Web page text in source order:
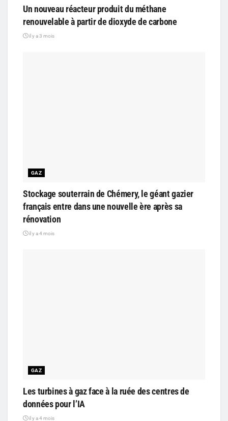
Un nouveau réacteur produit du méthane
renouvelable à partir de dioxyde de carbone
il y a 3 mois
GAZ
Stockage souterrain de Chémery, le géant gazier
français entre dans une nouvelle ère après sa
rénovation
il y a 4 mois
GAZ
Les turbines à gaz face à la ruée des centres de
données pour l’IA
il y a 4 mois